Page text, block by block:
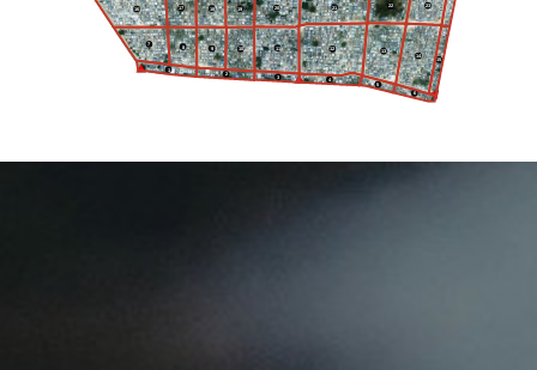
1
10 11 12 13
14
15
16 17 18 19
2
20 21 22 23
3 4
5
6
7 8 9